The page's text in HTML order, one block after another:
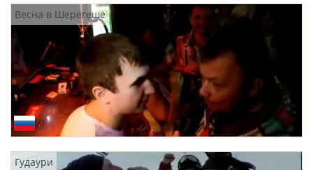
Весна в Шерегеше
Гудаури